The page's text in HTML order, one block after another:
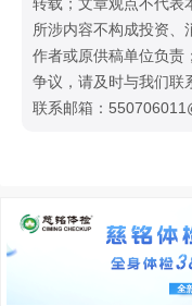
转载；文章观点不代表
所涉内容不构成投资、
作者或原供稿单位负责
争议，请及时与我们联
联系邮箱：